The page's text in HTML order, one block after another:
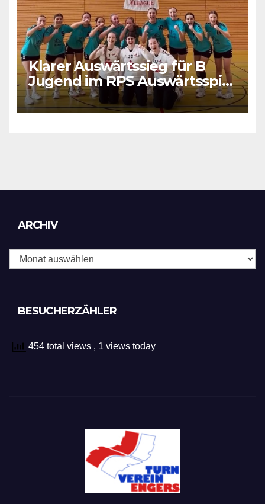
Klarer Auswärtssieg für B
Jugend im RPS Auswärtsspiel
in Luxenburg
ARCHIV
BESUCHERZÄHLER
454 total views , 1 views today